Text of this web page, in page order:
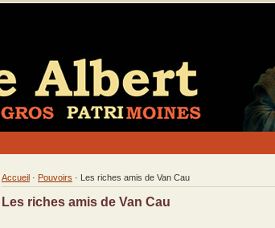
Accueil · Pouvoirs · Les riches amis de Van Cau
Les riches amis de Van Cau